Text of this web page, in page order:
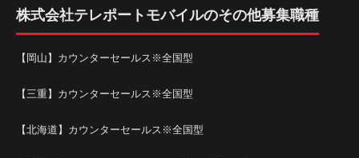
株式会社テレポートモバイルのその他募集職種
【岡山】カウンターセールス※全国型
【三重】カウンターセールス※全国型
【北海道】カウンターセールス※全国型